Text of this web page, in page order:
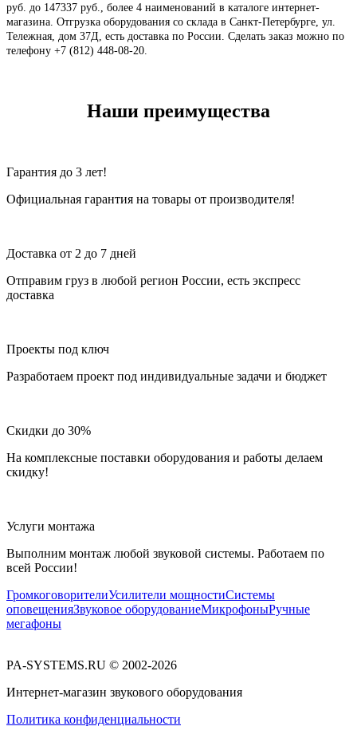
руб. до 147337 руб., более 4 наименований в каталоге интернет-
магазина. Отгрузка оборудования со склада в Санкт-Петербурге, ул.
Тележная, дом 37Д, есть доставка по России. Сделать заказ можно по
телефону +7 (812) 448-08-20
Наши преимущества
Гарантия до 3 лет!
Официальная гарантия на товары от производителя!
Доставка от 2 до 7 дней
Отправим груз в любой регион России, есть экспресс
доставка
Проекты под ключ
Разработаем проект под индивидуальные задачи и бюджет
Скидки до 30%
На комплексные поставки оборудования и работы делаем
скидку!
Услуги монтажа
Выполним монтаж любой звуковой системы. Работаем по
всей России!
ГромкоговорителиУсилители мощностиСистемы
оповещенияЗвуковое оборудованиеМикрофоныРучные
мегафоны
PA-SYSTEMS.RU © 2002-2026
Интернет-магазин звукового оборудования
Политика конфиденциальности